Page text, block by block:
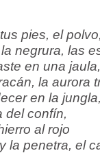
pies, el
negrura, las
en una jaula,
la aurora
en la
del confín,
al rojo
la penetra, el